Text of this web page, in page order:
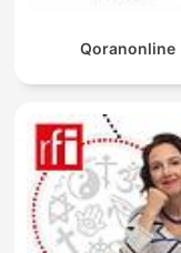
Qoranonline